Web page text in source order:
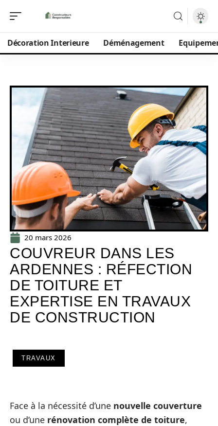
Décoration Interieure Déménagement
20 mars 2026
COUVREUR DANS LES
ARDENNES : RÉFECTION
DE TOITURE ET
EXPERTISE EN TRAVAUX
DE CONSTRUCTION
TRAVAUX
Face à la nécessité d’une nouvelle couverture
ou d’une rénovation complète de toiture,